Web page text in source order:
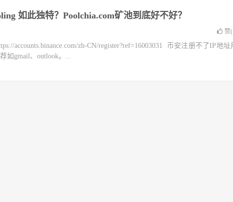
如此独特？Poolchia.com矿池到底好不好？
赞(
accounts.binance.com/zh-CN/register?ref=16003031 币安注册不了IP地址
如gmail、outlook。...